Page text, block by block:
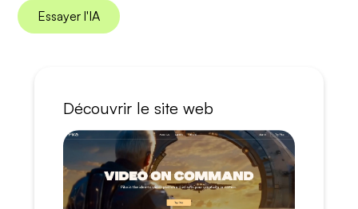
Essayer l'IA
Découvrir le site web